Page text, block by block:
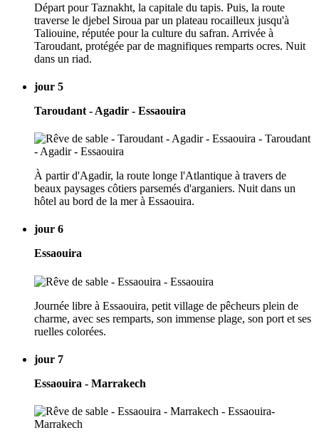
Départ pour Taznakht, la capitale du tapis. Puis, la route
traverse le djebel Siroua par un plateau rocailleux jusqu'à
Taliouine, réputée pour la culture du safran. Arrivée à
Taroudant, protégée par de magnifiques remparts ocres. Nuit
dans un riad.
jour 5
Taroudant - Agadir - Essaouira
À partir d'Agadir, la route longe l'Atlantique à travers de
beaux paysages côtiers parsemés d'arganiers. Nuit dans un
hôtel au bord de la mer à Essaouira.
jour 6
Essaouira
Journée libre à Essaouira, petit village de pêcheurs plein de
charme, avec ses remparts, son immense plage, son port et ses
ruelles colorées.
jour 7
Essaouira - Marrakech